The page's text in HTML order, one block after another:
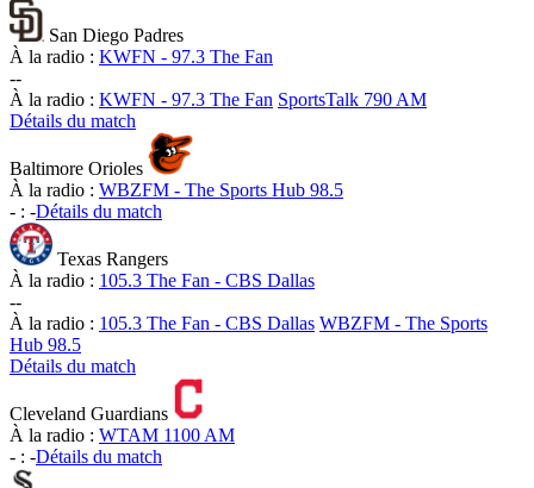
San Diego Padres
À la radio : KWFN - 97.3 The Fan
--
À la radio : KWFN - 97.3 The Fan SportsTalk 790 AM
Détails du match
Baltimore Orioles
À la radio : WBZFM - The Sports Hub 98.5
- : -Détails du match
Texas Rangers
À la radio : 105.3 The Fan - CBS Dallas
--
À la radio : 105.3 The Fan - CBS Dallas WBZFM - The Sports
Hub 98.5
Détails du match
Cleveland Guardians
À la radio : WTAM 1100 AM
- : -Détails du match